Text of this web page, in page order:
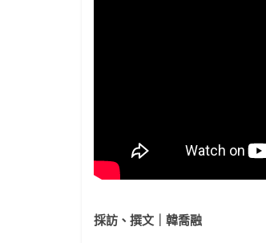
採訪、撰文｜韓喬融